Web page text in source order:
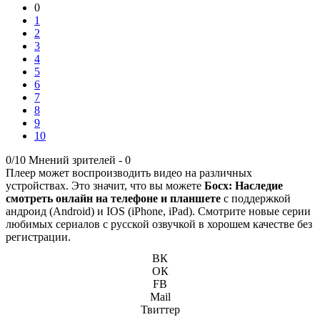
0
1
2
3
4
5
6
7
8
9
10
0/10 Мнений зрителей - 0
Плеер может воспроизводить видео на различных
устройствах. Это значит, что вы можете Босх: Наследие
смотреть онлайн на телефоне и планшете с поддержкой
андроид (Android) и IOS (iPhone, iPad). Смотрите новые серии
любимых сериалов с русской озвучкой в хорошем качестве без
регистрации.
ВК
ОК
FB
Mail
Твиттер